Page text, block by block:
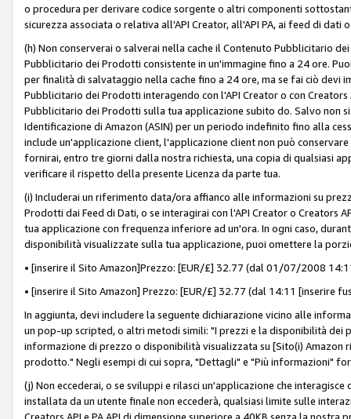
o procedura per derivare codice sorgente o altri componenti
sicurezza associata o relativa all'API Creator, all'API PA, ai feed di
(h) Non conserverai o salverai nella cache il Contenuto Pubblicitario
Pubblicitario dei Prodotti consistente in un'immagine fino a 24 ore.
per finalità di salvataggio nella cache fino a 24 ore, ma se fai ciò
Pubblicitario dei Prodotti interagendo con l'API Creator o con
Pubblicitario dei Prodotti sulla tua applicazione subito do. Salvo non
Identificazione di Amazon (ASIN) per un periodo indefinito fino alla
include un'applicazione client, l'applicazione client non può
fornirai, entro tre giorni dalla nostra richiesta, una copia di qualsiasi
verificare il rispetto della presente Licenza da parte tua.
(i) Includerai un riferimento data/ora affianco alle informazioni su
Prodotti dai Feed di Dati, o se interagirai con l'API Creator o Creators
tua applicazione con frequenza inferiore ad un'ora. In ogni caso,
disponibilità visualizzate sulla tua applicazione, puoi omettere la
• [inserire il Sito Amazon]Prezzo: [EUR/£] 32.77 (dal 01/07/2008
• [inserire il Sito Amazon] Prezzo: [EUR/£] 32.77 (dal 14:11 [inserire
In aggiunta, devi includere la seguente dichiarazione vicino alle
un pop-up scripted, o altri metodi simili: "I prezzi e la disponibilità
informazione di prezzo o disponibilità visualizzata su [Sito(i)
prodotto." Negli esempi di cui sopra, "Dettagli" e "Più informazioni"
(j) Non eccederai, o se sviluppi e rilasci un'applicazione che interagisce
installata da un utente finale non eccederà, qualsiasi limite sulle
Creators API e PA API di dimensione superiore a 40KB senza la nostra